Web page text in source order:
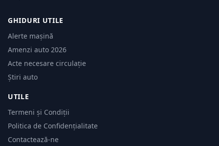
GHIDURI UTILE
Alerte mașină
Amenzi auto 2026
Acte necesare circulație
Știri auto
UTILE
Termeni și Condiții
Politica de Confidențialitate
Contactează-ne